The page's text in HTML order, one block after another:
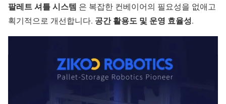
팔레트 셔틀 시스템 은 복잡한 컨베이어의 필요성을 없애고
획기적으로 개선합니다. 공간 활용도 및 운영 효율성.